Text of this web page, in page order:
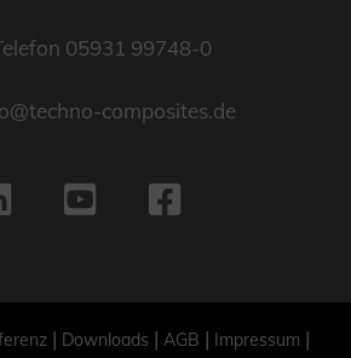
05931 99748-0
composites.de
| Downloads | AGB | Impressum |